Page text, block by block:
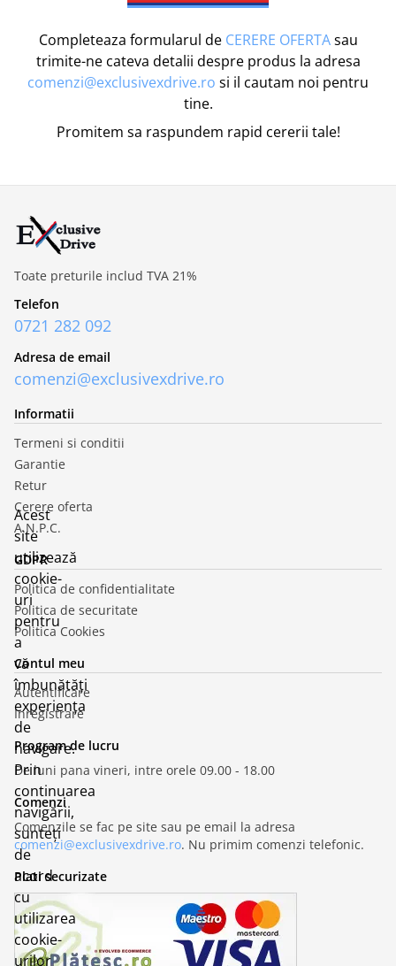
Completeaza formularul de CERERE OFERTAsau
trimite-ne cateva detalii despre produs la adresa
comenzi@exclusivexdrive.ro si il cautam noi pentru
tine.
Promitem sa raspundem rapid cererii tale!
Toate preturile includ TVA 21%
Telefon
0721 282 092
Adresa de email
comenzi@exclusivexdrive.ro
Informatii
Termeni si conditii
Garantie
Retur
Cerere oferta
A.N.P.C.
GDPR
Politica de confidentialitate
Politica de securitate
Politica Cookies
Contul meu
Autentificare
Inregistrare
Program de lucru
De luni pana vineri, intre orele 09.00 - 18.00
Comenzi
Comenzile se fac pe site sau pe email la adresa
comenzi@exclusivexdrive.ro. Nu primim comenzi telefonic.
Plati securizate
Acest
site
utilizează
cookie-
uri
pentru
a
vă
îmbunătăți
experiența
de
navigare.
Prin
continuarea
navigării,
sunteți
de
acord
cu
utilizarea
cookie-
urilor